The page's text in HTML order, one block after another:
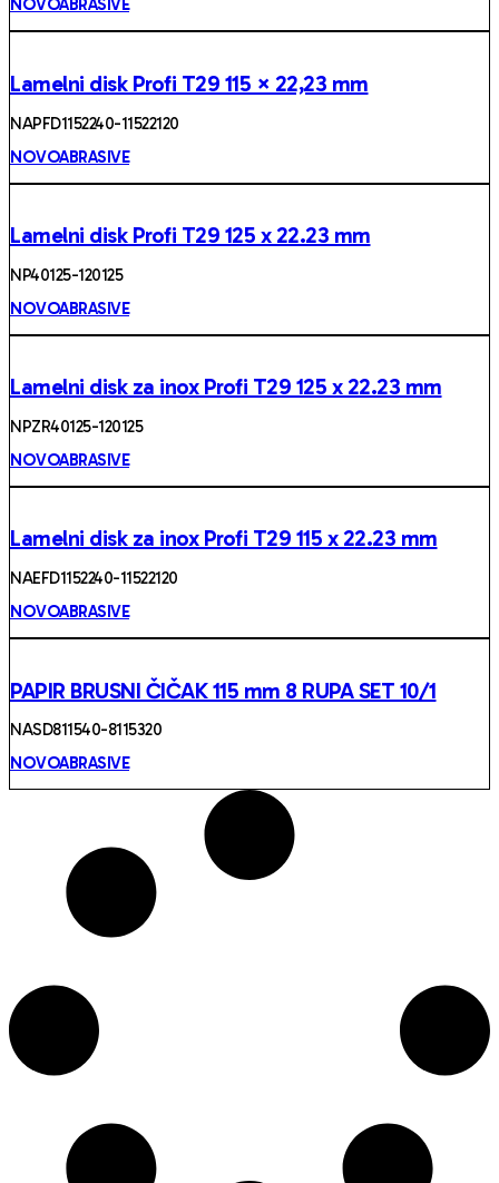
NOVOABRASIVE
Lamelni disk Profi T29 115 × 22,23 mm
NAPFD1152240-11522120
NOVOABRASIVE
Lamelni disk Profi T29 125 x 22.23 mm
NP40125-120125
NOVOABRASIVE
Lamelni disk za inox Profi T29 125 x 22.23 mm
NPZR40125-120125
NOVOABRASIVE
Lamelni disk za inox Profi T29 115 x 22.23 mm
NAEFD1152240-11522120
NOVOABRASIVE
PAPIR BRUSNI ČIČAK 115 mm 8 RUPA SET 10/1
NASD811540-8115320
NOVOABRASIVE